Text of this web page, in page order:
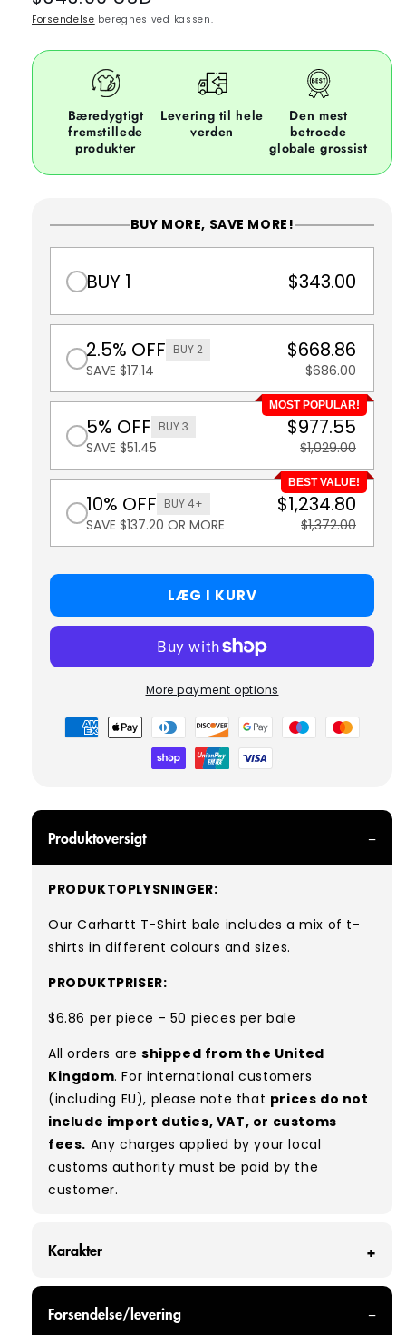
price
Forsendelse beregnes ved kassen.
Bæredygtigt
fremstillede
produkter
Levering til hele
verden
Den mest
betroede
globale grossist
BUY MORE, SAVE MORE!
BUY 1 $343.00
2.5% OFF BUY 2
SAVE $17.14
$668.86
$686.00
MOST POPULAR!
5% OFF BUY 3
SAVE $51.45
$977.55
$1,029.00
BEST VALUE!
10% OFF BUY 4+
SAVE $137.20 OR MORE
$1,234.80
$1,372.00
LÆG I KURV
More payment options
Betalingsmetoder
Produktoversigt
PRODUKTOPLYSNINGER:
Our Carhartt T-Shirt bale includes a mix of t-
shirts in different colours and sizes.
PRODUKTPRISER:
$6.86 per piece - 50 pieces per bale
All orders are shipped from the United
Kingdom. For international customers
(including EU), please note that prices do not
include import duties, VAT, or customs
fees. Any charges applied by your local
customs authority must be paid by the
customer.
Karakter
you can expect a mix of items in great and
Forsendelse/levering